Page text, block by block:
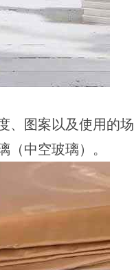
、图案以及使用的场
中空玻璃）。